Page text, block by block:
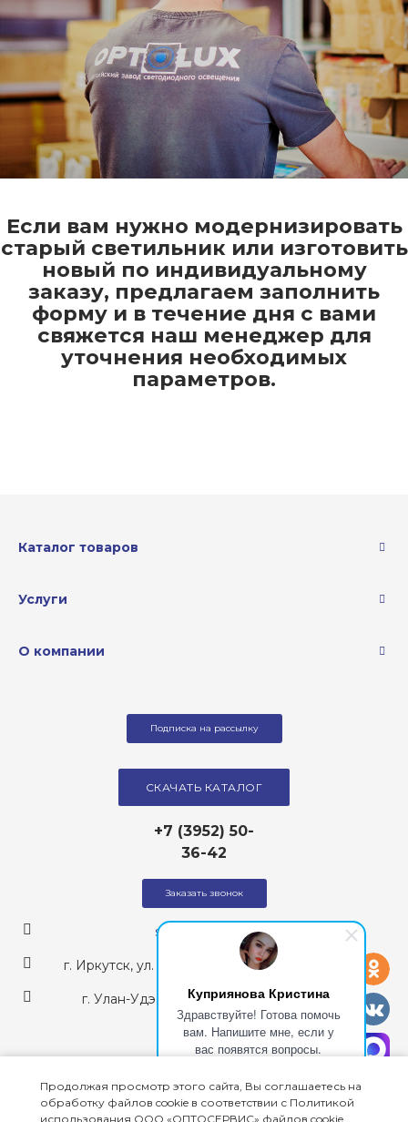
Куприянова Кристина
Здравствуйте! Готова помочь
вам. Напишите мне, если у
вас появятся вопросы.
Если вам нужно модернизировать
старый светильник или изготовить
новый по индивидуальному
заказу, предлагаем заполнить
форму и в течение дня с вами
свяжется наш менеджер для
уточнения необходимых
параметров.
Каталог товаров
Услуги
О компании
sales@optoservis.ru
+7 (3952) 50-
36-42
г. Иркутск, ул. Советская, 109/1, БЦ Ладога, 317
Заказать звонок
г. Улан-Удэ, ул. Покровская, д. 33а, блок 1
Подписка на рассылку
СКАЧАТЬ КАТАЛОГ
одноклассники
vkontakte
MAX
Продолжая просмотр этого сайта, Вы соглашаетесь на
обработку файлов cookie в соответствии с Политикой
использования ООО «ОПТОСЕРВИС» файлов cookie.